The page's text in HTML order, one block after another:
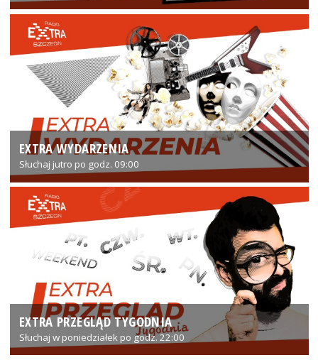
EXTRA WYDARZENIA
Słuchaj jutro po godz. 09:00
EXTRA PRZEGLĄD TYGODNIA
Słuchaj w poniedziałek po godz. 22:00